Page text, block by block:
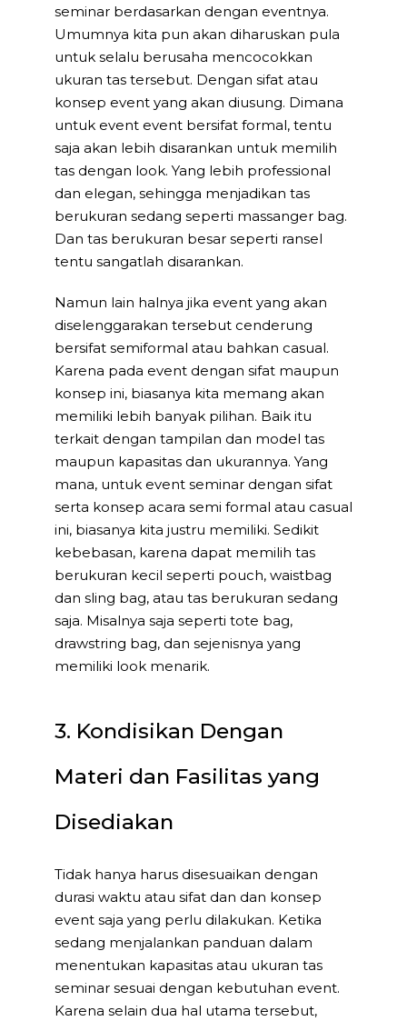
seminar berdasarkan dengan eventnya.
Umumnya kita pun akan diharuskan pula
untuk selalu berusaha mencocokkan
ukuran tas tersebut. Dengan sifat atau
konsep event yang akan diusung. Dimana
untuk event event bersifat formal, tentu
saja akan lebih disarankan untuk memilih
tas dengan look. Yang lebih professional
dan elegan, sehingga menjadikan tas
berukuran sedang seperti massanger bag.
Dan tas berukuran besar seperti ransel
tentu sangatlah disarankan.
Namun lain halnya jika event yang akan
diselenggarakan tersebut cenderung
bersifat semiformal atau bahkan casual.
Karena pada event dengan sifat maupun
konsep ini, biasanya kita memang akan
memiliki lebih banyak pilihan. Baik itu
terkait dengan tampilan dan model tas
maupun kapasitas dan ukurannya. Yang
mana, untuk event seminar dengan sifat
serta konsep acara semi formal atau casual
ini, biasanya kita justru memiliki. Sedikit
kebebasan, karena dapat memilih tas
berukuran kecil seperti pouch, waistbag
dan sling bag, atau tas berukuran sedang
saja. Misalnya saja seperti tote bag,
drawstring bag, dan sejenisnya yang
memiliki look menarik.
3. Kondisikan Dengan
Materi dan Fasilitas yang
Disediakan
Tidak hanya harus disesuaikan dengan
durasi waktu atau sifat dan dan konsep
event saja yang perlu dilakukan. Ketika
sedang menjalankan panduan dalam
menentukan kapasitas atau ukuran tas
seminar sesuai dengan kebutuhan event.
Karena selain dua hal utama tersebut,